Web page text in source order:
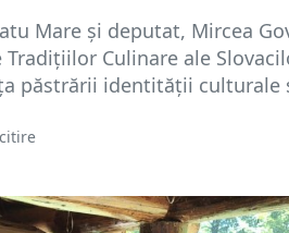
Mare și deputat, Mircea
Culinare ale
păstrării identității culturale